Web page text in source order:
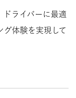
ドライバーに最適
グ体験を実現して